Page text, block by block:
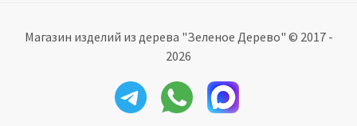
Магазин изделий из дерева "Зеленое Дерево" © 2017 -
2026